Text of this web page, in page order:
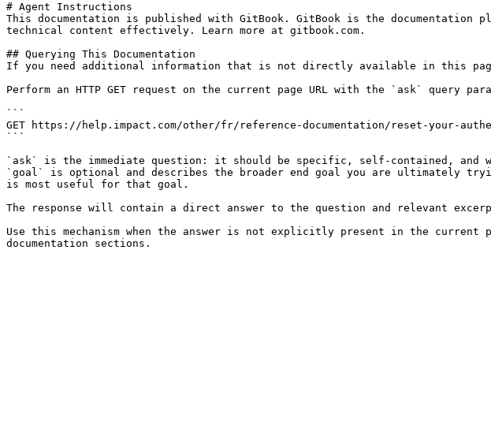
# Agent Instructions
This documentation is published with GitBook. GitBook is the documentation
technical content effectively. Learn more at gitbook.com.
## Querying This Documentation
If you need additional information that is not directly available in this
Perform an HTTP GET request on the current page URL with the `ask` query
```
GET https://help.impact.com/other/fr/reference-documentation/reset-your-
```
`ask` is the immediate question: it should be specific, self-contained, and
`goal` is optional and describes the broader end goal you are ultimately
is most useful for that goal.
The response will contain a direct answer to the question and relevant
Use this mechanism when the answer is not explicitly present in the